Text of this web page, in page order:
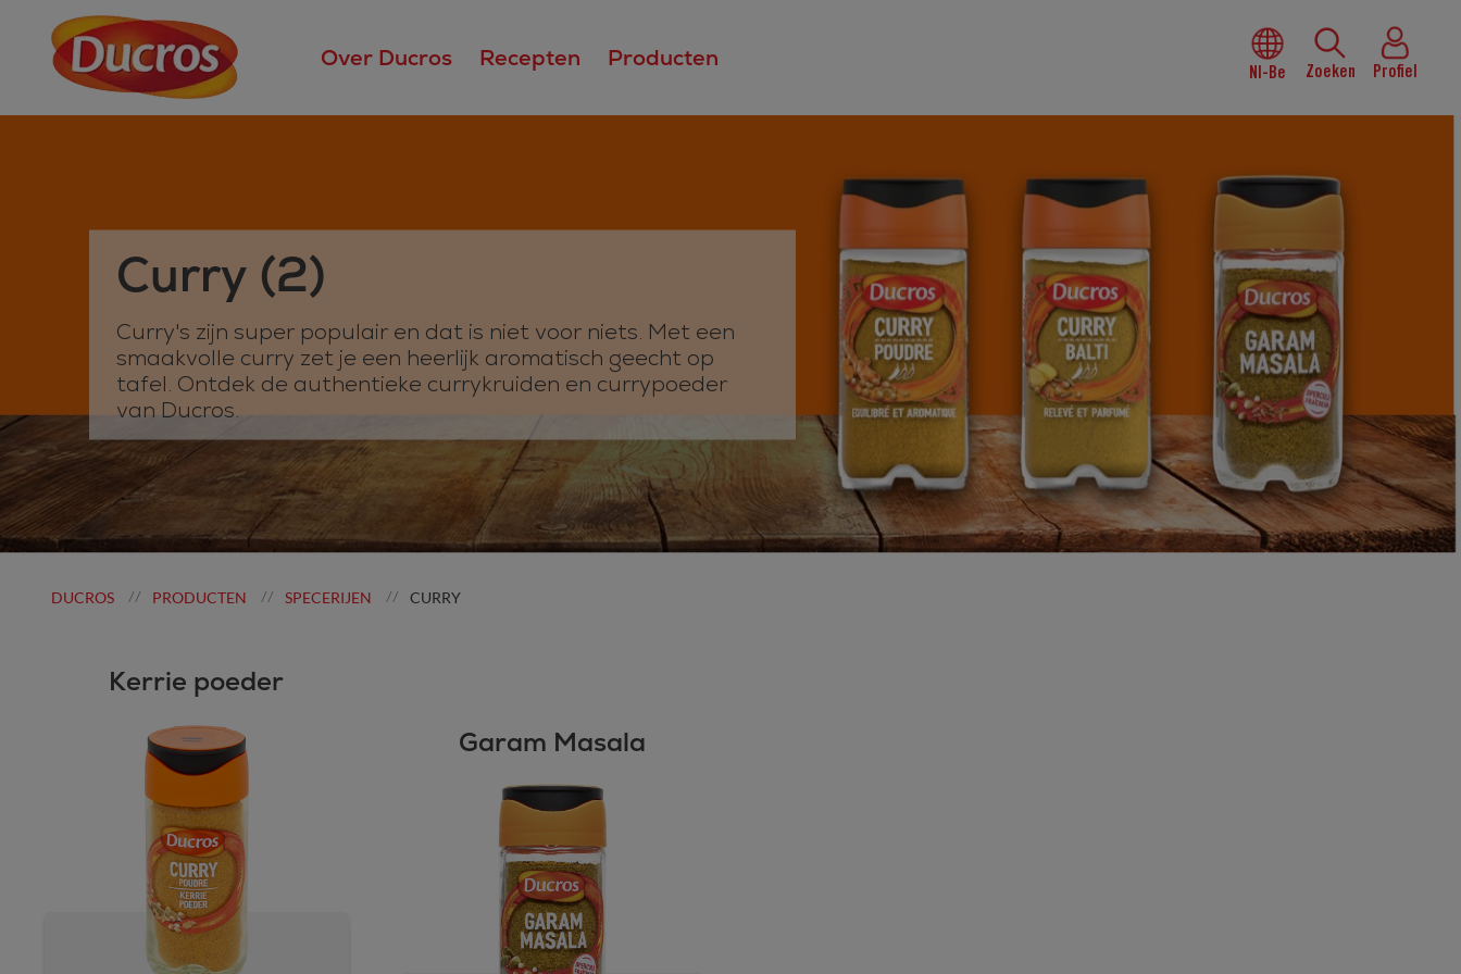
Over Ducros Recepten Producten
Nl-Be Zoeken Profiel
Curry (2)
Curry's zijn super populair en dat is niet voor niets. Met een
smaakvolle curry zet je een heerlijk aromatisch geecht op
tafel. Ontdek de authentieke currykruiden en currypoeder
van Ducros.
DUCROS // PRODUCTEN // SPECERIJEN // CURRY
Kerrie poeder
Garam Masala